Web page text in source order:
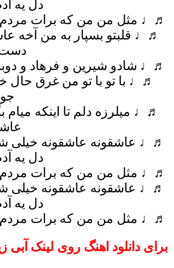
دل یه
♬♩ مثل من من که برات مردم
♬♩ قلبتو بسپار به من آخه
دست
♬♩ شادو شیرین و فرهاد و
♬♩ با تو با تو من غرق حال
♬♩ میلرزه دلم تا اینکه
♬♩ عاشقونه عاشقونه خیلی
دل یه
♬♩ مثل من من که برات مردم
♬♩ عاشقونه عاشقونه خیلی
دل یه
♬♩ مثل من من که برات مردم
برای دانلود اهنگ روی لینک آبی